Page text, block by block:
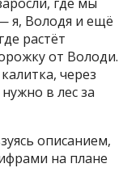
я, Володя и ещё
растёт
от Володи.
через
в лес за
описанием,
на плане